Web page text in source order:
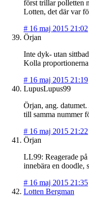
först trillar polletten
Lotten, det där var
# 16 maj 2015 21:02
Örjan
Inte dyk- utan
Kolla
# 16 maj 2015 21:19
LupusLupus99
Örjan, ang.
till samma nummer
# 16 maj 2015 21:22
Örjan
LL99: Reagerade
innebära en doodle,
# 16 maj 2015 21:35
Lotten Bergman